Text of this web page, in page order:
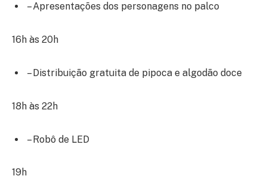
– Apresentações dos personagens no palco
16h às 20h
– Distribuição gratuita de pipoca e algodão doce
18h às 22h
– Robô de LED
19h